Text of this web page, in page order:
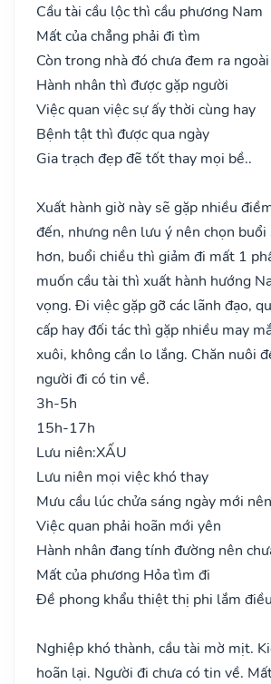
Cầu tài cầu lộc thì cầu phương Nam
Mất của chẳng phải đi tìm
Còn trong nhà đó chưa đem ra ngoài
Hành nhân thì được gặp người
Việc quan việc sự ấy thời cùng hay
Bệnh tật thì được qua ngày
Gia trạch đẹp đẽ tốt thay mọi bề..
Xuất hành giờ này sẽ gặp nhiều
đến, nhưng nên lưu ý nên chọn
hơn, buổi chiều thì giảm đi mất 1
muốn cầu tài thì xuất hành hướng
vọng. Đi việc gặp gỡ các lãnh đạo,
cấp hay đối tác thì gặp nhiều may
xuôi, không cần lo lắng. Chăn nuôi
người đi có tin về.
3h-5h
15h-17h
Lưu niên:XẤU
Lưu niên mọi việc khó thay
Mưu cầu lúc chửa sáng ngày mới nên
Việc quan phải hoãn mới yên
Hành nhân đang tính đường nên
Mất của phương Hỏa tìm đi
Đề phong khẩu thiệt thị phi lắm
Nghiệp khó thành, cầu tài mờ mịt.
hoãn lại. Người đi chưa có tin về.